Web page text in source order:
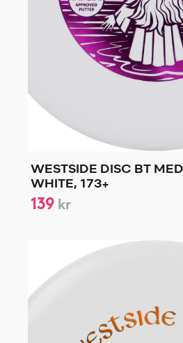
WESTSIDE DISC BT
WHITE, 173+
139 kr